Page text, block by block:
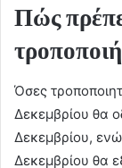
Πώς
Όσες
Δεκεμβρίου θα
Δεκεμβρίου,
Δεκεμβρίου θα